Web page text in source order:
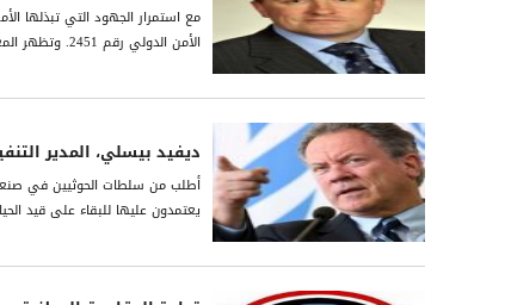
مع استمرار الجهود التي تبذلها
الأمن الدولي رقم 2451. وتظهر المعلومات التي يوفرها التصوير الجوي أن الحوثيين قاموا بحفر ما معدّله 25 خندقاً جديداً وإقامة...
ديفيد بيسلي، المدير
أطلب من سلطات الحوثيين في
يعتمدون عليها للبقاء على قيد